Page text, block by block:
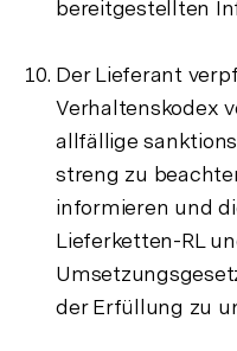
bereitgestellten
Der Lieferant
Verhaltenskodex
allfällige
streng zu
informieren und
Lieferketten-RL
der Erfüllung zu